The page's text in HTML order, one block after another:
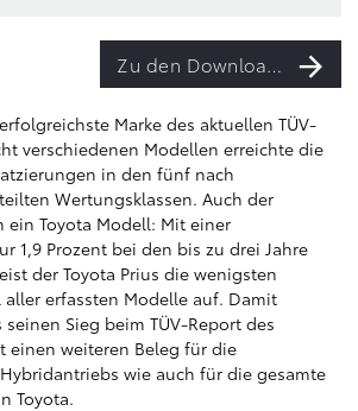
Zu den Downloads
Marke des aktuellen TÜV-
verschiedenen Modellen erreichte die
in den fünf nach
Wertungsklassen. Auch der
ein Toyota Modell: Mit einer
1,9 Prozent bei den bis zu drei Jahre
der Toyota Prius die wenigsten
erfassten Modelle auf. Damit
Sieg beim TÜV-Report des
einen weiteren Beleg für die
wie auch für die gesamte
Toyota.